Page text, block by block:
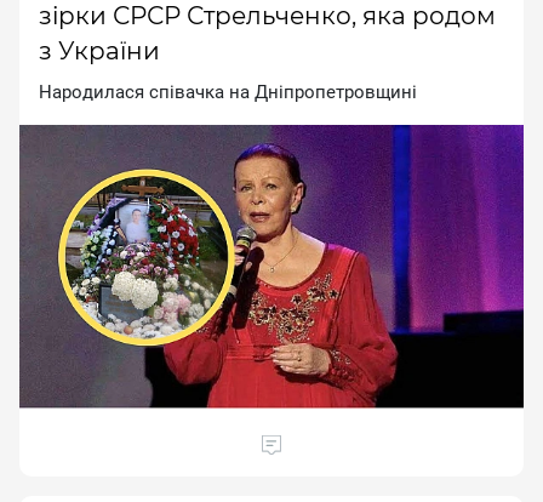
зірки СРСР Стрельченко, яка родом
з України
Hapoдилacя cпiвaчкa нa Днiпpoпeтpoвщинi